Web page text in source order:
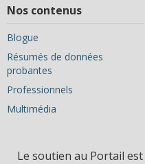
Nos contenus
Blogue
Résumés de données
probantes
Professionnels
Multimédia
Le soutien au Portail